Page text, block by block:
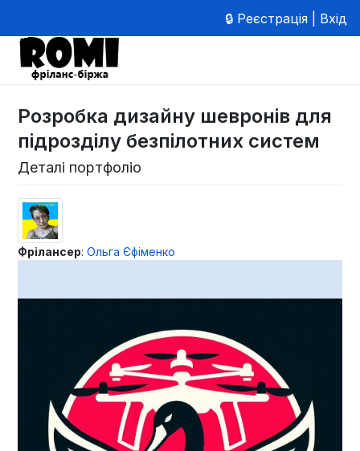
🔒 Реєстрація | Вхід
Розробка дизайну шевронів для
підрозділу безпілотних систем
Деталі портфоліо
Фрілансер:Ольга Єфіменко